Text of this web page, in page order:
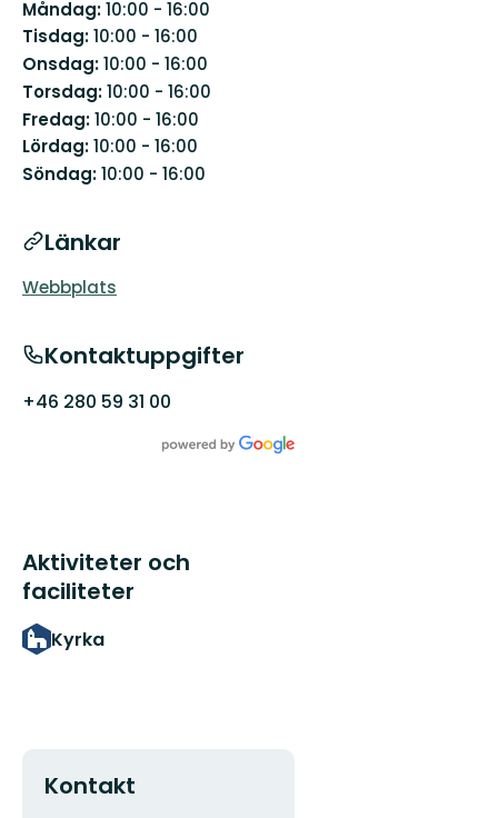
Måndag:10:00 - 16:00
Tisdag:10:00 - 16:00
Onsdag:10:00 - 16:00
Torsdag:10:00 - 16:00
Fredag:10:00 - 16:00
Lördag:10:00 - 16:00
Söndag:10:00 - 16:00
Länkar
Webbplats
Kontaktuppgifter
+46 280 59 31 00
Aktiviteter och
faciliteter
Kyrka
Kontakt